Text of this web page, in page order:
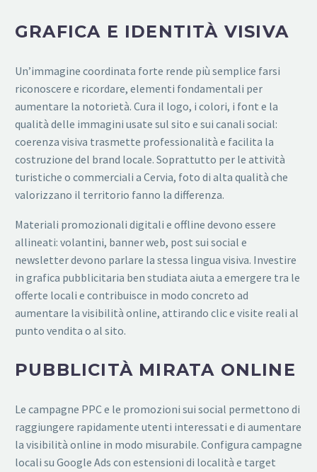
GRAFICA E IDENTITÀ VISIVA
Un’immagine coordinata forte rende più semplice farsi
riconoscere e ricordare, elementi fondamentali per
aumentare la notorietà. Cura il logo, i colori, i font e la
qualità delle immagini usate sul sito e sui canali social:
coerenza visiva trasmette professionalità e facilita la
costruzione del brand locale. Soprattutto per le attività
turistiche o commerciali a Cervia, foto di alta qualità che
valorizzano il territorio fanno la differenza.
Materiali promozionali digitali e offline devono essere
allineati: volantini, banner web, post sui social e
newsletter devono parlare la stessa lingua visiva. Investire
in grafica pubblicitaria ben studiata aiuta a emergere tra le
offerte locali e contribuisce in modo concreto ad
aumentare la visibilità online, attirando clic e visite reali al
punto vendita o al sito.
PUBBLICITÀ MIRATA ONLINE
Le campagne PPC e le promozioni sui social permettono di
raggiungere rapidamente utenti interessati e di aumentare
la visibilità online in modo misurabile. Configura campagne
locali su Google Ads con estensioni di località e target